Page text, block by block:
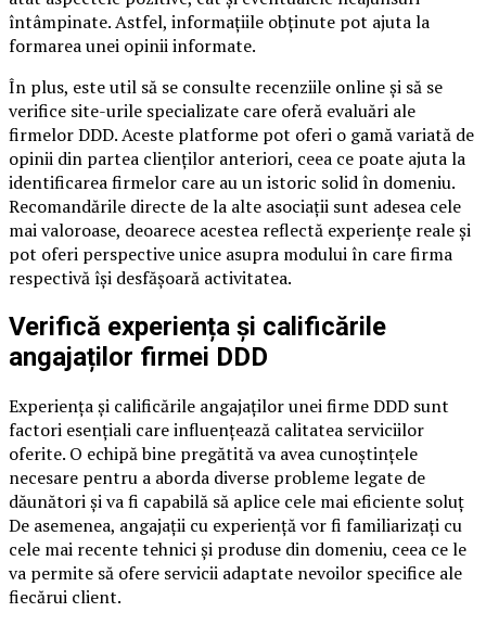
întâmpinate. Astfel, informațiile obținute pot ajuta la
formarea unei opinii informate.
În plus, este util să se consulte recenziile online și să se
verifice site-urile specializate care oferă evaluări ale
firmelor DDD. Aceste platforme pot oferi o gamă variată de
opinii din partea clienților anteriori, ceea ce poate ajuta la
identificarea firmelor care au un istoric solid în domeniu.
Recomandările directe de la alte asociații sunt adesea cele
mai valoroase, deoarece acestea reflectă experiențe reale și
pot oferi perspective unice asupra modului în care firma
respectivă își desfășoară activitatea.
Verifică experiența și calificările
angajaților firmei DDD
Experiența și calificările angajaților unei firme DDD sunt
factori esențiali care influențează calitatea serviciilor
oferite. O echipă bine pregătită va avea cunoștințele
necesare pentru a aborda diverse probleme legate de
dăunători și va fi capabilă să aplice cele mai eficiente soluț
De asemenea, angajații cu experiență vor fi familiarizați cu
cele mai recente tehnici și produse din domeniu, ceea ce le
va permite să ofere servicii adaptate nevoilor specifice ale
fiecărui client.